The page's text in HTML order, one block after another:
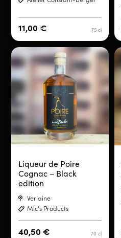
75 cl
11,00€
Liqueur de Poire
Cognac – Black
edition
Verlaine
Mic's Products
70 cl
40,50€